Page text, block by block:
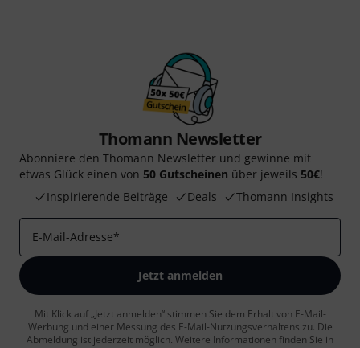
Thomann Newsletter
Abonniere den Thomann Newsletter und gewinne mit
etwas Glück einen von 50 Gutscheinen über jeweils 50€!
Inspirierende Beiträge
Deals Thomann Insights
E-Mail-Adresse*
Jetzt anmelden
Mit Klick auf „Jetzt anmelden“ stimmen Sie dem Erhalt von E-Mail-
Werbung und einer Messung des E-Mail-Nutzungsverhaltens zu. Die
Abmeldung ist jederzeit möglich. Weitere Informationen finden Sie in